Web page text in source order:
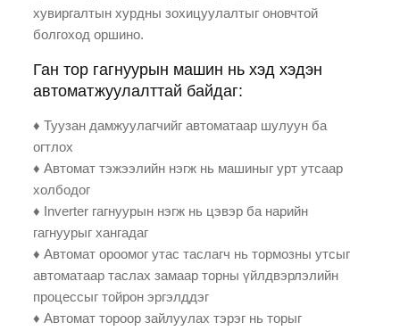
хувиргалтын хурдны зохицуулалтыг оновчтой
болгоход оршино.
Ган тор гагнуурын машин нь хэд хэдэн
автоматжуулалттай байдаг:
♦ Туузан дамжуулагчийг автоматаар шулуун ба
огтлох
♦ Автомат тэжээлийн нэгж нь машиныг урт утсаар
холбодог
♦ Inverter гагнуурын нэгж нь цэвэр ба нарийн
гагнуурыг хангадаг
♦ Автомат ороомог утас таслагч нь тормозны утсыг
автоматаар таслах замаар торны үйлдвэрлэлийн
процессыг тойрон эргэлддэг
♦ Автомат тороор зайлуулах тэрэг нь торыг